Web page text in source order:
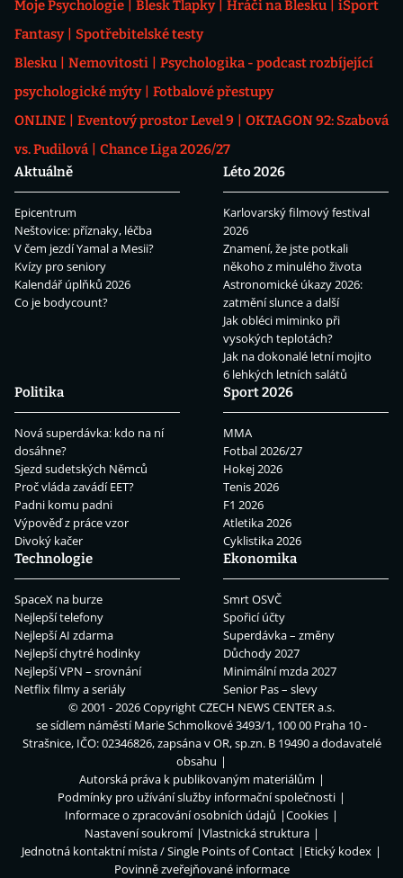
Moje Psychologie Blesk Tlapky Hráči na Blesku
iSport
Fantasy
Spotřebitelské testy
Blesku
Nemovitosti
Psychologika - podcast rozbíjející
psychologické mýty
Fotbalové přestupy
ONLINE
Eventový prostor Level 9
OKTAGON 92: Szabová
vs. Pudilová
Chance Liga 2026/27
Aktuálně
Epicentrum
Neštovice: příznaky, léčba
V čem jezdí Yamal a Mesii?
Kvízy pro seniory
Kalendář úplňků 2026
Co je bodycount?
Léto 2026
Karlovarský filmový festival
2026
Znamení, že jste potkali
někoho z minulého života
Astronomické úkazy 2026:
zatmění slunce a další
Jak obléci miminko při
vysokých teplotách?
Jak na dokonalé letní mojito
6 lehkých letních salátů
Politika
Nová superdávka: kdo na ní
dosáhne?
Sjezd sudetských Němců
Proč vláda zavádí EET?
Padni komu padni
Výpověď z práce vzor
Divoký kačer
Sport 2026
MMA
Fotbal 2026/27
Hokej 2026
Tenis 2026
F1 2026
Atletika 2026
Cyklistika 2026
Technologie
SpaceX na burze
Nejlepší telefony
Nejlepší AI zdarma
Nejlepší chytré hodinky
Nejlepší VPN – srovnání
Netflix filmy a seriály
Ekonomika
Smrt OSVČ
Spořicí účty
Superdávka – změny
Důchody 2027
Minimální mzda 2027
Senior Pas – slevy
© 2001 - 2026 CopyrightCZECH NEWS CENTER a.s.
se sídlem náměstí Marie Schmolkové 3493/1, 100 00 Praha 10 -
Strašnice, IČO: 02346826, zapsána v OR, sp.zn. B 19490 a dodavatelé
obsahu
Autorská práva k publikovaným materiálům
Podmínky pro užívání služby informační společnosti
Informace o zpracování osobních údajů
Cookies
Nastavení soukromí
Vlastnická struktura
Jednotná kontaktní místa / Single Points of Contact
Etický kodex
Povinně zveřejňované informace